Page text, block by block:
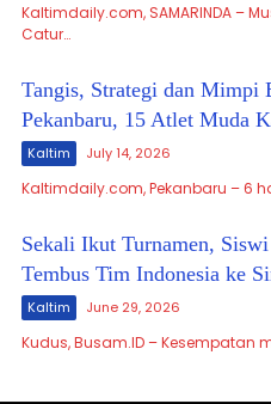
Kaltimdaily.com, SAMARINDA –
Catur…
Tangis, Strategi dan Mimpi
Pekanbaru, 15 Atlet Muda
Kaltim July 14, 2026
Kaltimdaily.com, Pekanbaru – 6
Sekali Ikut Turnamen,
Tembus Tim Indonesia ke
Kaltim June 29, 2026
Kudus, Busam.ID –